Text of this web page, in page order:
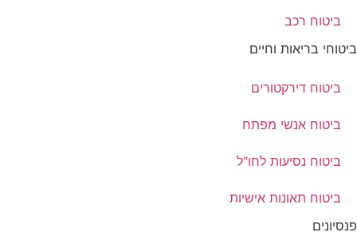
ביטוח רכב
ביטוחי בריאות וחיים
ביטוח דירקטורים
ביטוח אנשי מפתח
ביטוח נסיעות לחו"ל
ביטוח תאונות אישיות
פנסיונים